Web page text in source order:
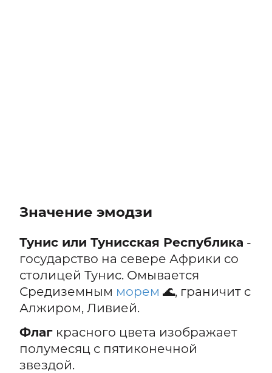
Значение эмодзи
Тунис или Тунисская Республика -
государство на севере Африки со
столицей Тунис. Омывается
Средиземным морем 🌊, граничит с
Алжиром, Ливией.
Флаг красного цвета изображает
полумесяц с пятиконечной
звездой.